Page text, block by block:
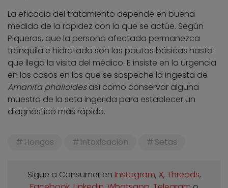
La eficacia del tratamiento depende en buena
medida de la rapidez con la que se actúe. Según
Piqueras, que la persona afectada permanezca
tranquila e hidratada son las pautas básicas hasta
que llega la visita del médico. E insiste en la urgencia
en los casos en los que se sospeche la ingesta de
Amanita phalloidesasí como conservar alguna
muestra de la seta ingerida para establecer un
diagnóstico más rápido.
Hongos Intoxicación Setas
Sigue a Consumer en Instagram, X, Threads,